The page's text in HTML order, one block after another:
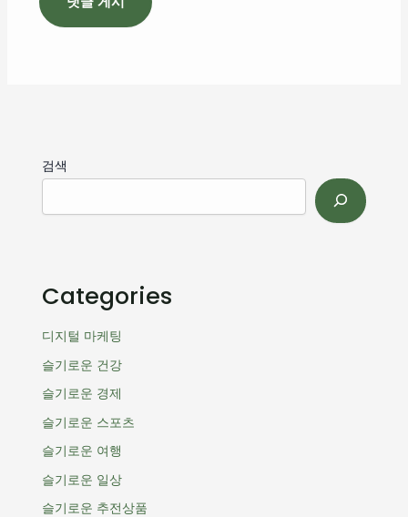
검색
Categories
디지털 마케팅
슬기로운 건강
슬기로운 경제
슬기로운 스포츠
슬기로운 여행
슬기로운 일상
슬기로운 추전상품